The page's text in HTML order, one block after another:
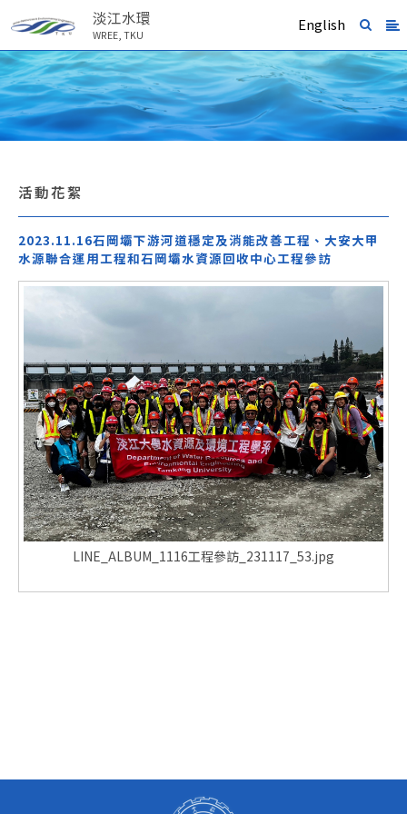
淡江水環
WREE, TKU
English
活動花絮
2023.11.16石岡壩下游河道穩定及消能改善工程、大安大甲
水源聯合運用工程和石岡壩水資源回收中心工程參訪
LINE_ALBUM_1116工程參訪_231117_53.jpg